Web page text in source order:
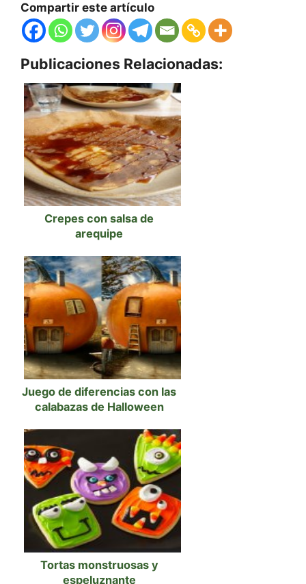
Compartir este artículo
Publicaciones Relacionadas:
Crepes con salsa de
arequipe
Juego de diferencias con las
calabazas de Halloween
Tortas monstruosas y
espeluznante